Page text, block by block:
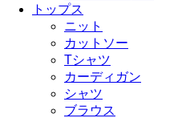
トップス
ニット
カットソー
Tシャツ
カーディガン
シャツ
ブラウス